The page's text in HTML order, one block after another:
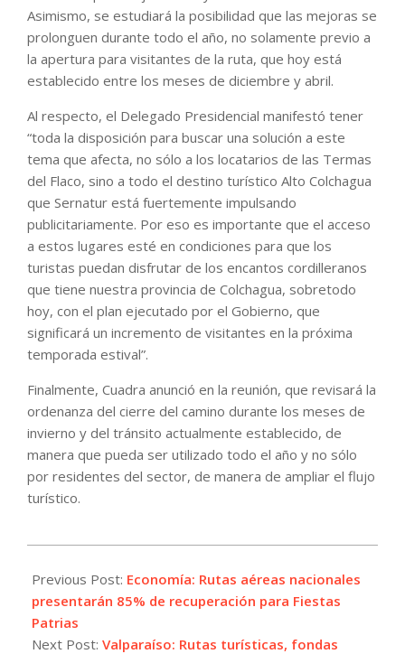
Asimismo, se estudiará la posibilidad que las mejoras se
prolonguen durante todo el año, no solamente previo a
la apertura para visitantes de la ruta, que hoy está
establecido entre los meses de diciembre y abril.
Al respecto, el Delegado Presidencial manifestó tener
“toda la disposición para buscar una solución a este
tema que afecta, no sólo a los locatarios de las Termas
del Flaco, sino a todo el destino turístico Alto Colchagua
que Sernatur está fuertemente impulsando
publicitariamente. Por eso es importante que el acceso
a estos lugares esté en condiciones para que los
turistas puedan disfrutar de los encantos cordilleranos
que tiene nuestra provincia de Colchagua, sobretodo
hoy, con el plan ejecutado por el Gobierno, que
significará un incremento de visitantes en la próxima
temporada estival”.
Finalmente, Cuadra anunció en la reunión, que revisará la
ordenanza del cierre del camino durante los meses de
invierno y del tránsito actualmente establecido, de
manera que pueda ser utilizado todo el año y no sólo
por residentes del sector, de manera de ampliar el flujo
turístico.
09-
13
Previous Post: Economía: Rutas aéreas nacionales
presentarán 85% de recuperación para Fiestas
Patrias
Next Post: Valparaíso: Rutas turísticas, fondas